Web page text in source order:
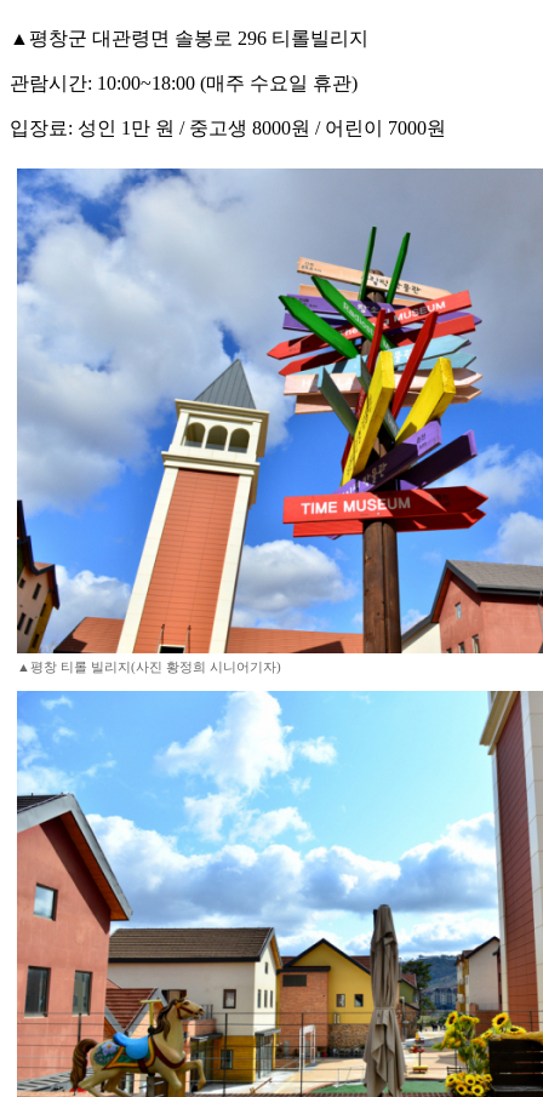
▲평창군 대관령면 솔봉로 296 티롤빌리지
관람시간: 10:00~18:00 (매주 수요일 휴관)
입장료: 성인 1만 원 / 중고생 8000원 / 어린이 7000원
▲평창 티롤 빌리지(사진 황정희 시니어기자)